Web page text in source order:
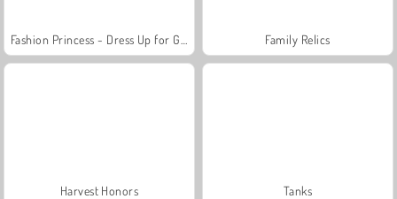
Family Relics
Harvest Honors Tanks